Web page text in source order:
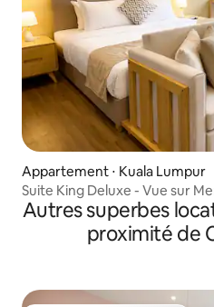
Appartement ⋅ Kuala Lumpur
Suite King Deluxe - Vue sur
ville
Autres superbes
proximité de